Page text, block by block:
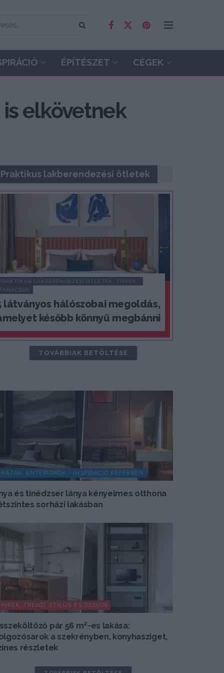
ÉPÍTÉSZET CÉGEK
elkövetnek
Praktikus lakberendezési ötletek
PRAKTIKUS LAKBERENDEZÉSI ÖTLETEK, TIPPEK,
TANÁCSOK
látványos hálószobai megoldás,
később könnyű megbánni
TOVÁBBIAK BETÖLTÉSE
HÁZAK, ENTERIŐRÖK - INSPIRÁCIÓ KÉPEKBEN
és tinédzser lánya kényelmes otthona
sorházi lakásban
HÍREK, TREND, STÍLUS ÉS DESIGN
pár 56 m²-es lakása:
a szekrényben, konyhasziget,
részletek